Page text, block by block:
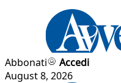
Abbonati
Accedi
August 8, 2026